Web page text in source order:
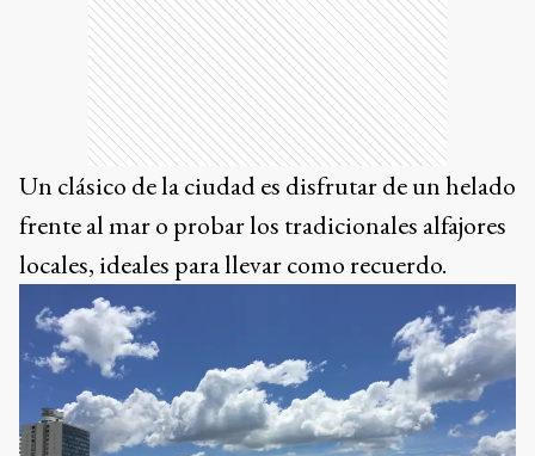
Un clásico de la ciudad es disfrutar de un helado
frente al mar o probar los tradicionales alfajores
locales, ideales para llevar como recuerdo.